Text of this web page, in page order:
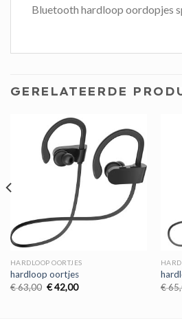
Bluetooth hardloop oordopjes
GERELATEERDE
HARDLOOP OORTJES
hardloop oortjes
€63,00 Oorspronkelijke
€42,00Huidige
€